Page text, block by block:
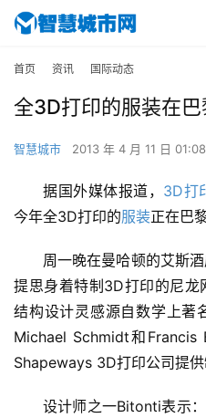
首页 资讯 国际动态
全3D打印的服装在
智慧城市 2013 年 4 月 11 日 01:08
据国外媒体报道， 3D打
今年全3D打印的服装正在巴
周一晚在曼哈顿的艾斯
提思身着特制3D打印的尼龙
结构设计灵感源自数学上著
Michael Schmidt和
Shapeways 3D打印公司提供
设计师之一Bitonti表示